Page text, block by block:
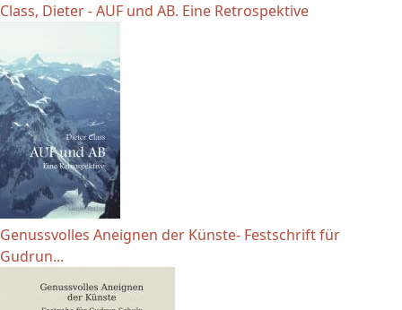
Class, Dieter - AUF und AB. Eine Retrospektive
Genussvolles Aneignen der Künste- Festschrift für
Gudrun...
Seiten